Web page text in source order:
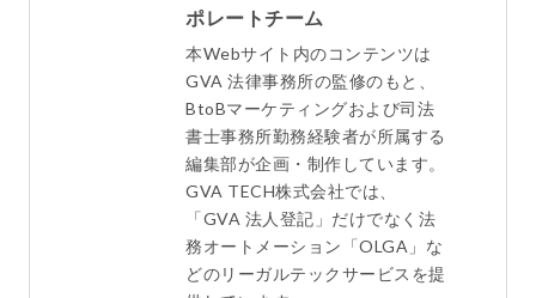
ポレートチーム
本Webサイト内のコンテンツは
GVA 法律事務所の監修のもと、
BtoBマーケティングおよび司法
書士事務所勤務経験者が所属する
編集部が企画・制作しています。
GVA TECH株式会社では、
「GVA 法人登記」だけでなく法
務オートメーション「OLGA」な
どのリーガルテックサービスを提